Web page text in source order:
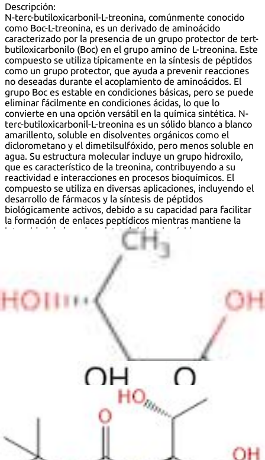
Descripción:
N-terc-butiloxicarbonil-L-treonina, comúnmente conocido
como Boc-L-treonina, es un derivado de aminoácido
caracterizado por la presencia de un grupo protector de tert-
butiloxicarbonilo (Boc) en el grupo amino de L-treonina. Este
compuesto se utiliza típicamente en la síntesis de péptidos
como un grupo protector, que ayuda a prevenir reacciones
no deseadas durante el acoplamiento de aminoácidos. El
grupo Boc es estable en condiciones básicas, pero se puede
eliminar fácilmente en condiciones ácidas, lo que lo
convierte en una opción versátil en la química sintética. N-
terc-butiloxicarbonil-L-treonina es un sólido blanco a blanco
amarillento, soluble en disolventes orgánicos como el
diclorometano y el dimetilsulfóxido, pero menos soluble en
agua. Su estructura molecular incluye un grupo hidroxilo,
que es característico de la treonina, contribuyendo a su
reactividad e interacciones en procesos bioquímicos. El
compuesto se utiliza en diversas aplicaciones, incluyendo el
desarrollo de fármacos y la síntesis de péptidos
biológicamente activos, debido a su capacidad para facilitar
la formación de enlaces peptídicos mientras mantiene la
integridad de la cadena lateral del aminoácido.
InChI=1S/C9H17NO5/c1-5(11)6(7(12)13)10-8(14)15-
9(2,3)4/h5-6,11H,1-4H3,(H,10,14)(H,12,13)/t5-,6+/m1/s1
InChIKey=LLHOYOCAAURYRL-RITPCOANSA-N
SMILES:
[C@H](NC(OC(C)(C)C)=O)([C@@H](C)O)C(O)=O
Sinónimos:
(2S,3R)-2-(tert-Butoxycarbonylamino)-3-
hydroxybutanoic acid
(2S,3R)-2-[(tert-butoxycarbonyl)amino]-3-
(2S,3R)-2-tert-Butoxycarbonylamino-3-hydroxybutyric
<span class="text-smallcaps">L</span>-N-(tert-
Butoxycarbonyl)threonine
<span class="text-smallcaps">L</span>-Threonine, N-
[(1,1-dimethylethoxy)carbonyl]-
Boc-<span class="text-smallcaps">L</span>-threonine
N-(tert-butoxycarbonyl)threonine